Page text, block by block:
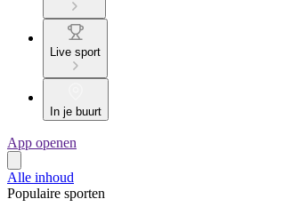
Live sport
In je buurt
App openen
Alle inhoud
Populaire sporten